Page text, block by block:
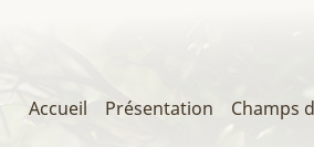
Main
Accueil Présentation Champs